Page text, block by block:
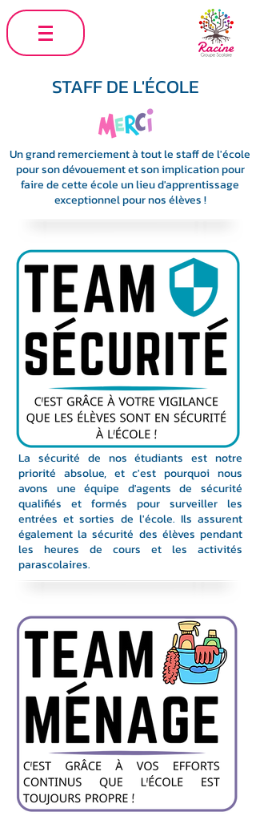
STAFF DE L'ÉCOLE
Un grand remerciement à tout le staff de l'école
pour son dévouement et son implication pour
faire de cette école un lieu d'apprentissage
exceptionnel pour nos élèves !
La sécurité de nos étudiants est notre
priorité absolue, et c'est pourquoi nous
avons une équipe d'agents de sécurité
qualifiés et formés pour surveiller les
entrées et sorties de l'école. Ils assurent
également la sécurité des élèves pendant
les heures de cours et les activités
parascolaires.